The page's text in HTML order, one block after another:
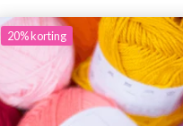
20%korting